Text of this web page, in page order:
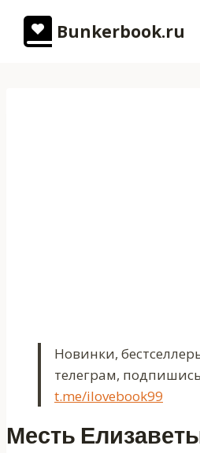
содержимому
Bunkerbook.ru
Новинки,
телеграм,
t.me/ilovebook99
Месть